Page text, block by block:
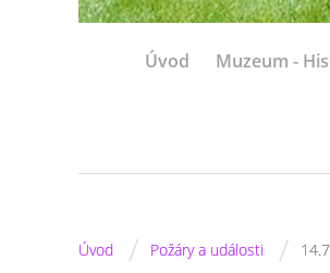
Úvod Muzeum -
Úvod / Požáry a události /